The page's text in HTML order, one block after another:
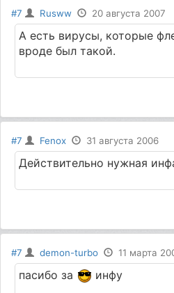
#7 Rusww 20 августа 2007
А есть вирусы, которые
вроде был такой.
#7 Fenox 31 августа 2006
Действительно нужная
#7 demon-turbo 11 марта
пасибо за инфу